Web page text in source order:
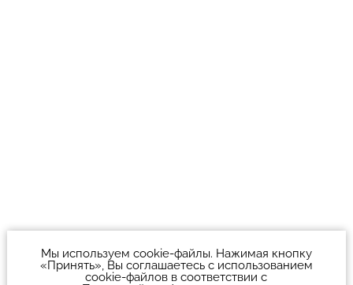
Мы используем cookie-файлы. Нажимая кнопку
«Принять», Вы соглашаетесь с использованием
cookie-файлов в соответствии с